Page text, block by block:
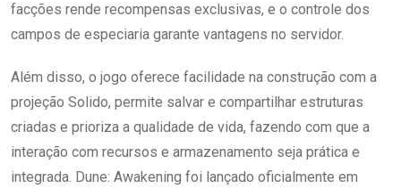
facções rende recompensas exclusivas, e o controle dos
campos de especiaria garante vantagens no servidor.
Além disso, o jogo oferece facilidade na construção com a
projeção Solido, permite salvar e compartilhar estruturas
criadas e prioriza a qualidade de vida, fazendo com que a
interação com recursos e armazenamento seja prática e
integrada. Dune: Awakening foi lançado oficialmente em